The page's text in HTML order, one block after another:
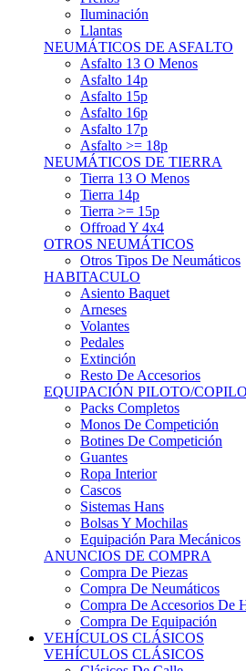
Iluminación
Llantas
NEUMÁTICOS DE ASFALTO
Asfalto 13 O Menos
Asfalto 14p
Asfalto 15p
Asfalto 16p
Asfalto 17p
Asfalto >= 18p
NEUMÁTICOS DE TIERRA
Tierra 13 O Menos
Tierra 14p
Tierra >= 15p
Offroad Y 4x4
OTROS NEUMÁTICOS
Otros Tipos De Neumáticos
HABITACULO
Asiento Baquet
Arneses
Volantes
Pedales
Extinción
Resto De Accesorios
EQUIPACIÓN PILOTO/
Packs Completos
Monos De Competición
Botines De Competición
Guantes
Ropa Interior
Cascos
Sistemas Hans
Bolsas Y Mochilas
Equipación Para Mecánicos
ANUNCIOS DE COMPRA
Compra De Piezas
Compra De Neumáticos
Compra De Accesorios De
Compra De Equipación
VEHÍCULOS CLÁSICOS
VEHÍCULOS CLÁSICOS